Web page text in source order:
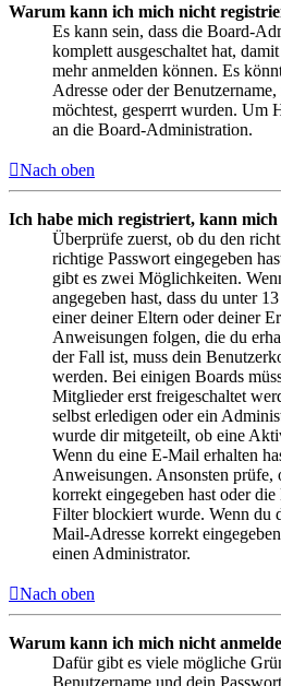
Warum kann ich mich nicht
Es kann sein, dass die Board-
komplett ausgeschaltet hat,
mehr anmelden können. Es
Adresse oder der
möchtest, gesperrt wurden. Um
an die Board-Administration.
Nach oben
Ich habe mich registriert, kann
Überprüfe zuerst, ob du den
richtige Passwort eingegeben
gibt es zwei Möglichkeiten.
angegeben hast, dass du unter
einer deiner Eltern oder deiner
Anweisungen folgen, die du
der Fall ist, muss dein
werden. Bei einigen Boards
Mitglieder erst freigeschaltet
selbst erledigen oder ein
wurde dir mitgeteilt, ob eine
Wenn du eine E-Mail erhalten
Anweisungen. Ansonsten
korrekt eingegeben hast oder
Filter blockiert wurde. Wenn du
Mail-Adresse korrekt
einen Administrator.
Nach oben
Warum kann ich mich nicht
Dafür gibt es viele mögliche
Benutzername und dein